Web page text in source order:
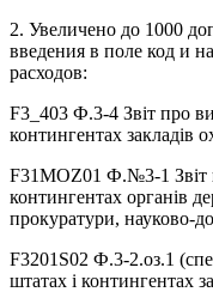
2. Увеличено до 1000
введения в поле код и
расходов:
F3_403 Ф.3-4 Звіт про
контингентах закладів
F31MOZ01 Ф.№3-1 Звіт
контингентах органів
прокуратури, науково-
F3201S02 Ф.3-2.оз.1
штатах і контингентах